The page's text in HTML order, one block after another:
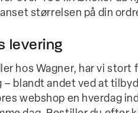
størrelsen på din
levering
hos Wagner, har vi
– blandt andet ved at
webshop en hverdag